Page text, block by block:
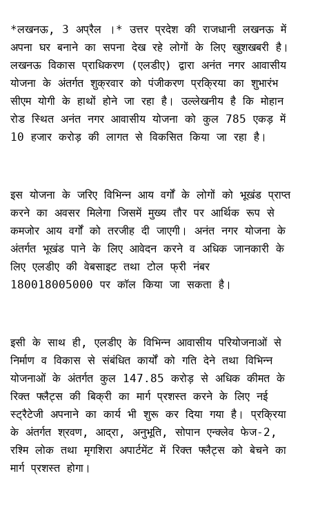
*लखनऊ, 3 अप्रैल ।* उत्तर प्रदेश की राजधानी लखनऊ में
अपना घर बनाने का सपना देख रहे लोगों के लिए खुशखबरी है।
लखनऊ विकास प्राधिकरण (एलडीए) द्वारा अनंत नगर आवासीय
योजना के अंतर्गत शुक्रवार को पंजीकरण प्रक्रिया का शुभारंभ
सीएम योगी के हाथों होने जा रहा है। उल्लेखनीय है कि मोहान
रोड स्थित अनंत नगर आवासीय योजना को कुल 785 एकड़ में
10 हजार करोड़ की लागत से विकसित किया जा रहा है।
इस योजना के जरिए विभिन्न आय वर्गों के लोगों को भूखंड प्राप्त
करने का अवसर मिलेगा जिसमें मुख्य तौर पर आर्थिक रूप से
कमजोर आय वर्गों को तरजीह दी जाएगी। अनंत नगर योजना के
अंतर्गत भूखंड पाने के लिए आवेदन करने व अधिक जानकारी के
लिए एलडीए की वेबसाइट तथा टोल फ्री नंबर
180018005000 पर कॉल किया जा सकता है।
इसी के साथ ही, एलडीए के विभिन्न आवासीय परियोजनाओं से
निर्माण व विकास से संबंधित कार्यों को गति देने तथा विभिन्न
योजनाओं के अंतर्गत कुल 147.85 करोड़ से अधिक कीमत के
रिक्त फ्लैट्स की बिक्री का मार्ग प्रशस्त करने के लिए नई
स्ट्रैटेजी अपनाने का कार्य भी शुरू कर दिया गया है। प्रक्रिया
के अंतर्गत श्रवण, आद्रा, अनुभूति, सोपान एन्क्लेव फेज-2,
रश्मि लोक तथा मृगशिरा अपार्टमेंट में रिक्त फ्लैट्स को बेचने का
मार्ग प्रशस्त होगा।